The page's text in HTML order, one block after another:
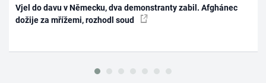
Vjel do davu v Německu, dva demonstranty zabil. Afghánec
dožije za mřížemi, rozhodl soud